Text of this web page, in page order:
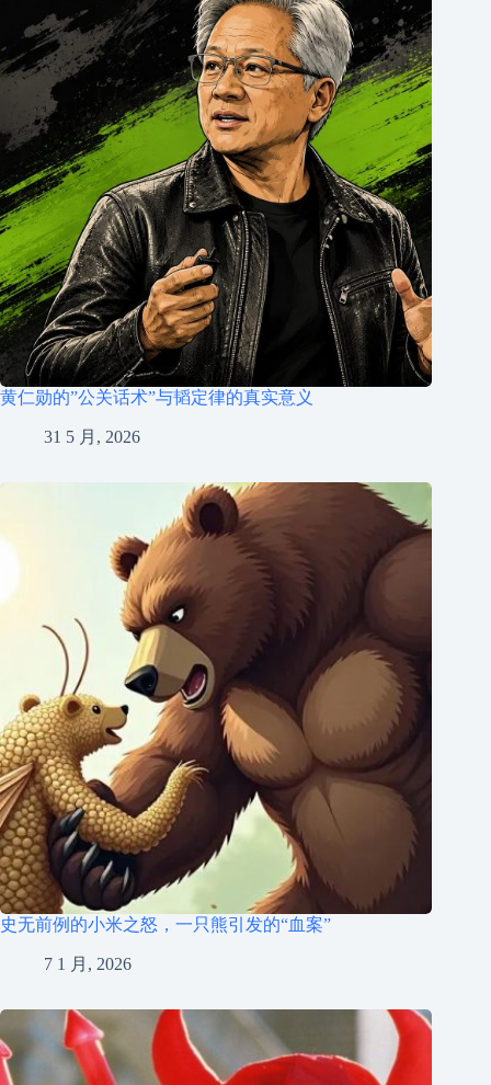
黄仁勋的”公关话术”与韬定律的真实意义
31 5 月, 2026
史无前例的小米之怒，一只熊引发的“血案”
7 1 月, 2026